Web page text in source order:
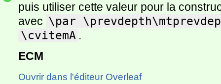
puis utiliser cette valeur pour la
avec \par
\cvitemA .
ECM
Ouvrir dans l'éditeur Overleaf